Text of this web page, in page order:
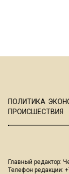
ПОЛИТИКА
ПРОИСШЕСТВИЯ
Главный редактор:
Телефон редакции: